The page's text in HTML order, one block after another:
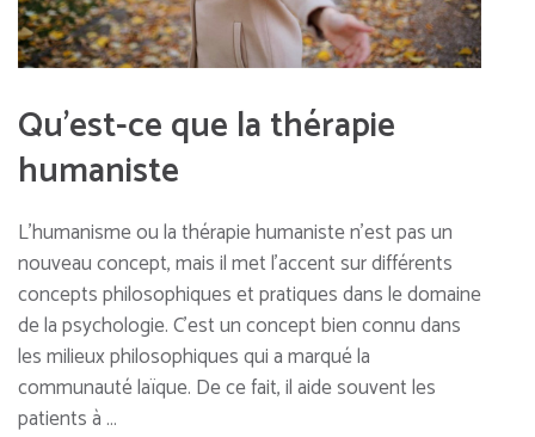
Qu’est-ce que la thérapie
humaniste
L’humanisme ou la thérapie humaniste n’est pas un
nouveau concept, mais il met l’accent sur différents
concepts philosophiques et pratiques dans le domaine
de la psychologie. C’est un concept bien connu dans
les milieux philosophiques qui a marqué la
communauté laïque. De ce fait, il aide souvent les
patients à …